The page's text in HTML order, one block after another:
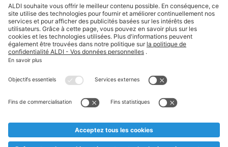
Suivez ALDI Belgique
Textes marqués d'un astérisque et mentions légales
* Nous vendons ces articles temporairement et jusqu'à
au cas où, malgré le planning bien étudié, nous serions
prématurément en rupture de stock. Prix Recupel et TVA incl.
** Sur ce site, l’utilisation de la forme masculine a été adoptée